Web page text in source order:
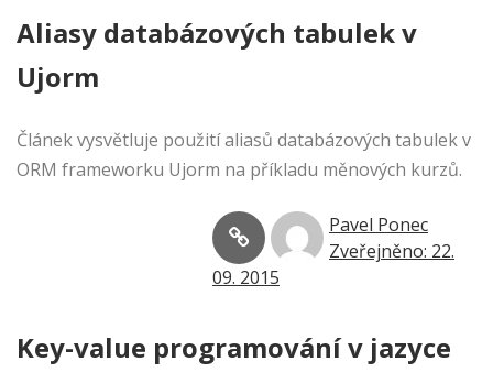
Aliasy databázových tabulek v
Ujorm
Článek vysvětluje použití aliasů databázových tabulek v
ORM frameworku Ujorm na příkladu měnových kurzů.
Pavel Ponec
Zveřejněno: 22.
09. 2015
Key-value programování v jazyce